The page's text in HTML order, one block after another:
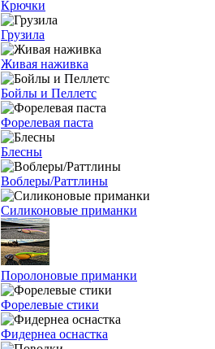
Крючки
Грузила
Живая наживка
Бойлы и Пеллетс
Форелевая паста
Блесны
Воблеры/Раттлины
Силиконовые приманки
Поролоновые приманки
Форелевые стики
Фидернеа оснастка